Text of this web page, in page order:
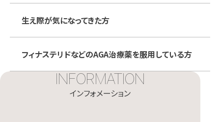
生え際が気になってきた方
フィナステリドなどのAGA治療薬を服用している方
INFORMATION
インフォメーション